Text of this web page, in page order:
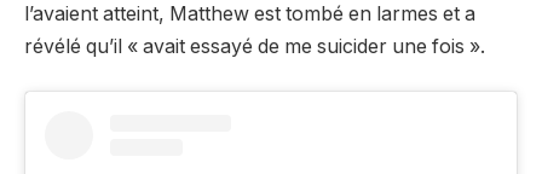
l’avaient atteint, Matthew est tombé en larmes et a
révélé qu’il « avait essayé de me suicider une fois ».